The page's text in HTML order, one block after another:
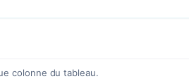
colonne du tableau.